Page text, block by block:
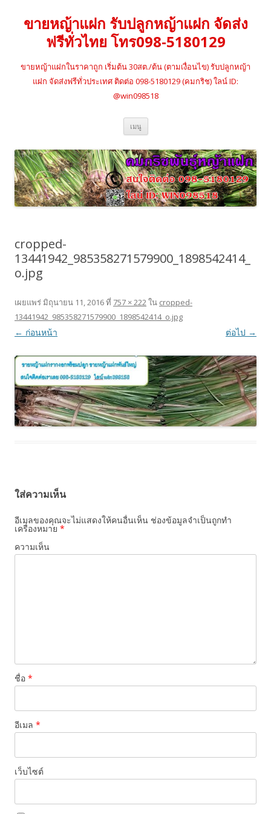
ขายหญ้าแฝก รับปลูกหญ้าแฝก จัดส่ง
ฟรีทั่วไทย โทร098-5180129
ขายหญ้าแฝกในราคาถูก เริ่มต้น 30สต./ต้น (ตามเงื่อนไข) รับปลูกหญ้า
แฝก จัดส่งฟรีทั่วประเทศ ติดต่อ 098-5180129 (คมกริช) ใลน์ ID:
@win098518
เมนู ข้าม
ยัง
เนื้อหา
cropped-
13441942_985358271579900_1898542414_
o.jpg
เผยแพร่มิถุนายน 11, 2016ที่ 757 × 222ใน cropped-
13441942_985358271579900_1898542414_o.jpg
← ก่อนหน้า ต่อไป →
ใส่ความเห็น
อีเมลของคุณจะไม่แสดงให้คนอื่นเห็น ช่องข้อมูลจำเป็นถูกทำ
เครื่องหมาย *
ความเห็น
ชื่อ *
อีเมล *
เว็บไซต์